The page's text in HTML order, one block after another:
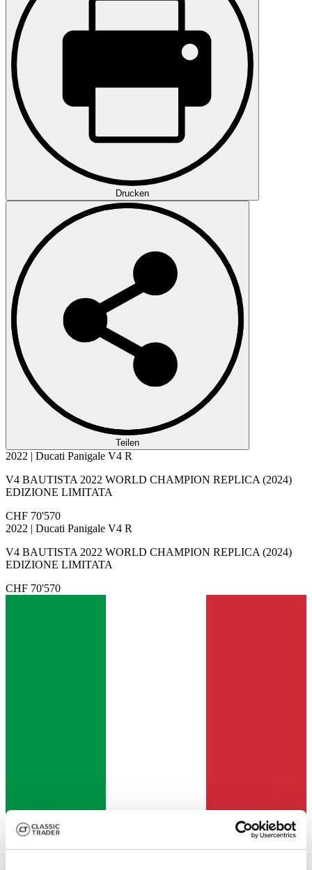
Drucken
Teilen
2022 | Ducati Panigale V4 R
V4 BAUTISTA 2022 WORLD CHAMPION REPLICA (2024)
EDIZIONE LIMITATA
CHF 70'570
2022 | Ducati Panigale V4 R
V4 BAUTISTA 2022 WORLD CHAMPION REPLICA (2024)
EDIZIONE LIMITATA
CHF 70'570
Händler